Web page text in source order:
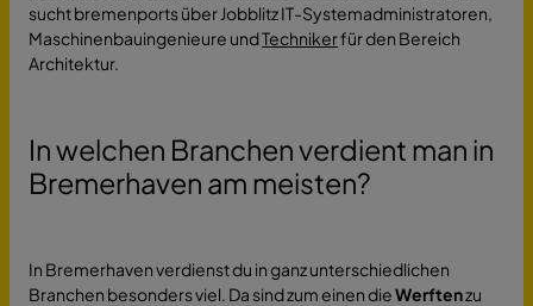
sucht bremenports über Jobblitz IT-Systemadministratoren,
Maschinenbauingenieure undTechnikerfür den Bereich
Architektur.
In welchen Branchen verdient man in
Bremerhaven am meisten?
In Bremerhaven verdienst du in ganz unterschiedlichen
Branchen besonders viel. Da sind zum einen dieWerftenzu